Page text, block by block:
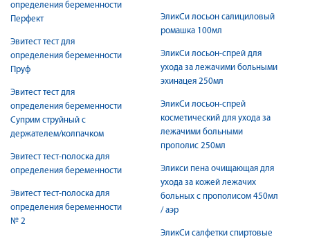
определения беременности
Перфект
Эвитест тест для
определения беременности
Пруф
Эвитест тест для
определения беременности
Суприм струйный с
держателем/колпачком
Эвитест тест-полоска для
определения беременности
Эвитест тест-полоска для
определения беременности
№ 2
ЭликСи лосьон салициловый
ромашка 100мл
ЭликСи лосьон-спрей для
ухода за лежачими больными
эхинацея 250мл
ЭликСи лосьон-спрей
косметический для ухода за
лежачими больными
прополис 250мл
Эликси пена очищающая для
ухода за кожей лежачих
больных с прополисом 450мл
/ аэр
ЭликСи салфетки спиртовые